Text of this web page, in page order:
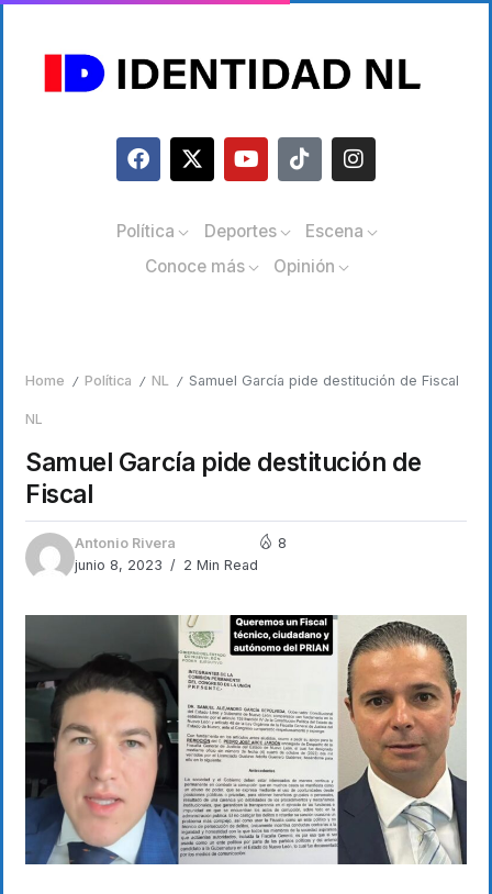
Política Deportes
Escena
Conoce más
Opinión
Home / Política / NL / Samuel García pide destitución de Fiscal
NL
Samuel García pide destitución de
Fiscal
Antonio Rivera
junio 8, 2023
2 Min Read
8